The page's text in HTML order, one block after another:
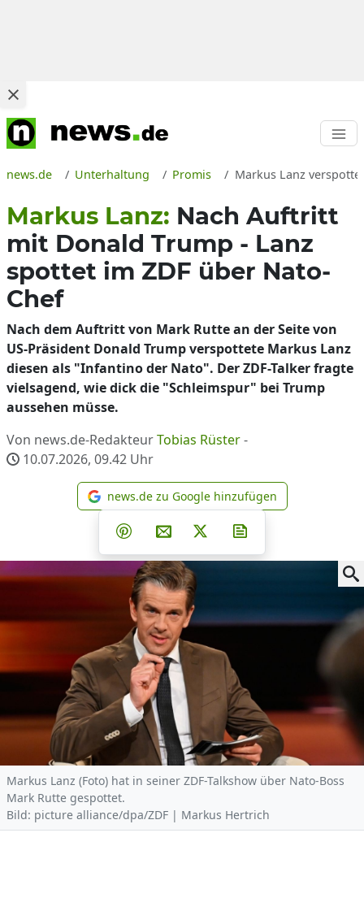
news.de Unterhaltung Promis Markus Lanz
Markus Lanz: Nach Auftritt
mit Donald Trump - Lanz
spottet im ZDF über Nato-
Chef
Nach dem Auftritt von Mark Rutte an der Seite von
US-Präsident Donald Trump verspottete Markus Lanz
diesen als "Infantino der Nato". Der ZDF-Talker fragte
vielsagend, wie dick die "Schleimspur" bei Trump
aussehen müsse.
Von news.de-RedakteurTobias Rüster-
10.07.2026, 09.42 Uhr
news.de zu Google
news.de zu Google hinzufügen
Teilen auf Facebook
Teilen auf Whatsapp
Teilen auf Telegram
Teilen auf Pinterest
Per E-Mail teilen
Post auf X
Markus Lanz (Foto) hat in seiner ZDF-Talkshow über Nato-Boss
Mark Rutte gespottet.
Bild: picture alliance/dpa/ZDF | Markus Hertrich